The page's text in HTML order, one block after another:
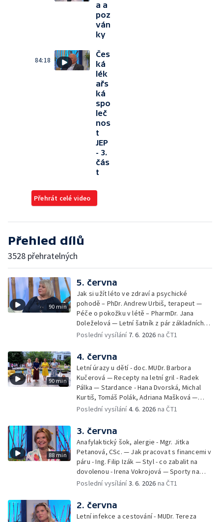
a a
poz
ván
ky
84:18
Čes
ká
lék
ařs
ká
spo
leč
nos
t
JEP
- 3.
čás
t
Přehrát celé video
Přehled dílů
3528 přehratelných
90 min
5. června
Jak si užít léto ve zdraví a psychické
pohodě – PhDr. Andrew Urbiš, terapeut —
Péče o pokožku v létě – PharmDr. Jana
Doleželová — Letní šatník z pár základních
kousků – Luděk Šmehlík, stylista —
slavnosti – Jiří Krhut, hudebník — Vaření:
letní párty s přáteli – Pavla Pavelková —
Festival v ulicích – Petra Hradilová — Muzejní
noc
Poslední vysílání 7. 6. 2026 na ČT1
90 min
4. června
Letní úrazy u dětí - doc. MUDr. Barbora
Kučerová — Recepty na letní gril - Radek
Pálka — Stardance - Hana Dvorská, Michal
Kurtiš, Tomáš Polák, Adriana Mašková —
Debbie — Dětský čin roku — Zooterapie -
Jírová — Patrik Eliáš — Sladké recepty na
léto - Míša Sedláčková
Poslední vysílání4. 6. 2026 na ČT1
88 min
3. června
Anafylaktický šok, alergie - Mgr. Jitka
Petanová, CSc. — Jak pracovat s financemi v
páru - Ing. Filip Izák — Styl - co zabalit na
dovolenou - Irena Vokrojová — Sporty na
léto - paddleboard — Alžběta Jungrová —
Heřmánková, Zdeněk Žák, Josef Vrána
Poslední vysílání3. 6. 2026 na ČT1
2. června
Letní infekce a cestování - MUDr. Tereza